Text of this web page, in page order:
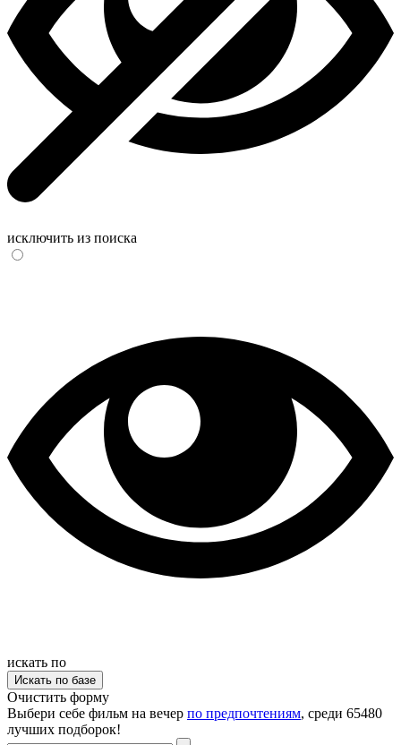
исключить из поиска
искать по
Очистить форму
Выбери себе фильм на вечер по предпочтениям, среди 65480
лучших подборок!